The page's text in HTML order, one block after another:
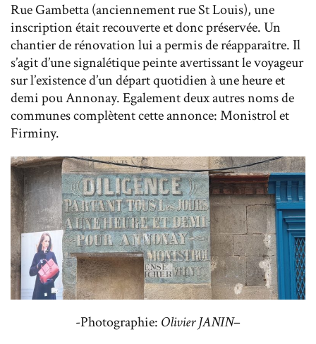
Rue Gambetta (anciennement rue St Louis), une
inscription était recouverte et donc préservée. Un
chantier de rénovation lui a permis de réapparaître. Il
s’agit d’une signalétique peinte avertissant le voyageur
sur l’existence d’un départ quotidien à une heure et
demi pou Annonay. Egalement deux autres noms de
communes complètent cette annonce: Monistrol et
Firminy.
-Photographie: Olivier JANIN–